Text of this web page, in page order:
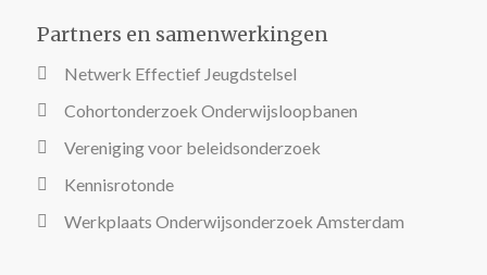
Partners en samenwerkingen
Netwerk Effectief Jeugdstelsel
Cohortonderzoek Onderwijsloopbanen
Vereniging voor beleidsonderzoek
Kennisrotonde
Werkplaats Onderwijsonderzoek Amsterdam